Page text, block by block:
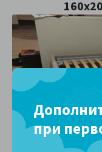
при